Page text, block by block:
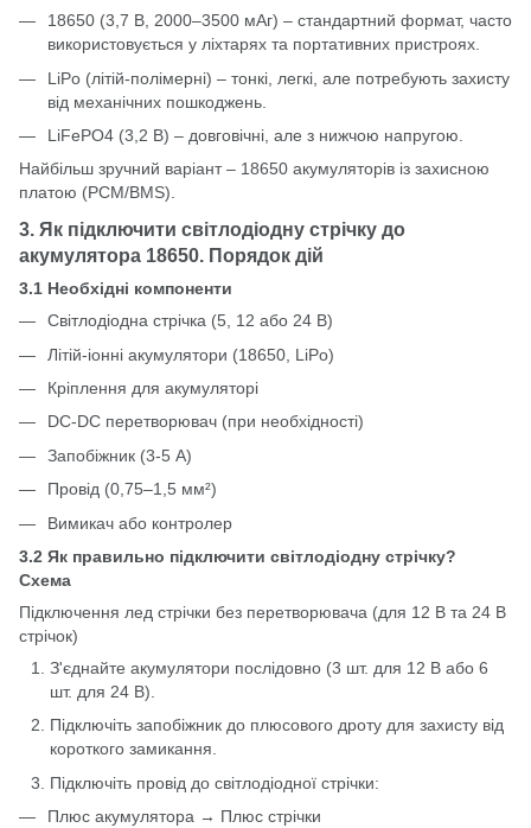
18650 (3,7 В, 2000–3500 мАг) – стандартний формат, часто
використовується у ліхтарях та портативних пристроях.
LiPo (літій-полімерні) – тонкі, легкі, але потребують захисту
від механічних пошкоджень.
LiFePO4 (3,2 В) – довговічні, але з нижчою напругою.
Найбільш зручний варіант – 18650 акумуляторів із захисною
платою (PCM/BMS).
3. Як підключити світлодіодну стрічку до
акумулятора 18650. Порядок дій
3.1 Необхідні компоненти
Світлодіодна стрічка (5, 12 або 24 В)
Літій-іонні акумулятори (18650, LiPo)
Кріплення для акумуляторі
DC-DC перетворювач (при необхідності)
Запобіжник (3-5 А)
Провід (0,75–1,5 мм²)
Вимикач або контролер
3.2 Як правильно підключити світлодіодну стрічку?
Схема
Підключення лед стрічки без перетворювача (для 12 В та 24 В
стрічок)
З'єднайте акумулятори послідовно (3 шт. для 12 В або 6
шт. для 24 В).
Підключіть запобіжник до плюсового дроту для захисту від
короткого замикання.
Підключіть провід до світлодіодної стрічки:
Плюс акумулятора → Плюс стрічки